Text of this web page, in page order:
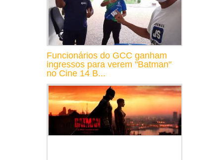
Funcionários do GCC ganham
ingressos para verem "Batman"
no Cine 14 B...